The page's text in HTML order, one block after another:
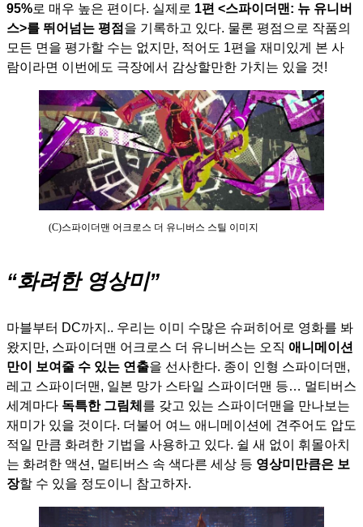
95%로 매우 높은 편이다. 실제로 1편 <스파이더맨: 뉴 유니버
스>를 뛰어넘는 평점 을 기록하고 있다. 물론 평점으로 작품의
모든 면을 평가할 수는 없지만, 적어도 1편을 재미있게 본 사
람이라면 이번에도 극장에서 감상할만한 가치는 있을 것!
(C)스파이더맨 어크로스 더 유니버스 스틸 이미지
“화려한 영상미”
마블부터 DC까지.. 우리는 이미 수많은 슈퍼히어로 영화를 봐
왔지만, 스파이더맨 어크로스 더 유니버스는 오직 애니메이션
만이 보여줄 수 있는 연출을 선사한다. 종이 인형 스파이더맨,
레고 스파이더맨, 일본 망가 스타일 스파이더맨 등… 멀티버스
세계마다 독특한 그림체 를 갖고 있는 스파이더맨을 만나보는
재미가 있을 것이다. 더불어 여느 애니메이션에 견주어도 압도
적일 만큼 화려한 기법을 사용하고 있다. 쉴 새 없이 휘몰아치
는 화려한 액션, 멀티버스 속 색다른 세상 등 영상미만큼은 보
장할 수 있을 정도이니 참고하자.